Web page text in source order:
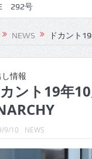
292号
291号
290号
289号
288号
287号
NEWS ドカント
情報
カント19年
9/10 NEWS